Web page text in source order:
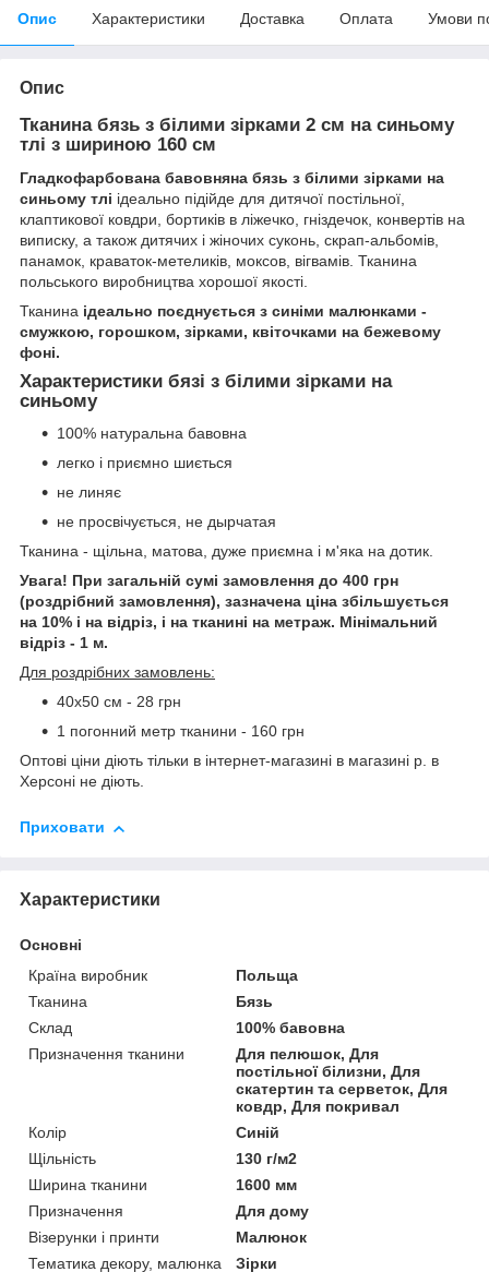
Опис Характеристики Доставка Оплата Умови
Опис
Тканина бязь з білими зірками 2 см на синьому
тлі з шириною 160 см
Гладкофарбована бавовняна бязь з білими зірками на
синьому тлі ідеально підійде для дитячої постільної,
клаптикової ковдри, бортиків в ліжечко, гніздечок, конвертів на
виписку, а також дитячих і жіночих суконь, скрап-альбомів,
панамок, краваток-метеликів, моксов, вігвамів. Тканина
польського виробництва хорошої якості.
Тканина ідеально поєднується з синіми малюнками -
смужкою, горошком, зірками, квіточками на бежевому
фоні.
Характеристики бязі з білими зірками на
синьому
100% натуральна бавовна
легко і приємно шиється
не линяє
не просвічується, не дырчатая
Тканина - щільна, матова, дуже приємна і м'яка на дотик.
Увага! При загальній сумі замовлення до 400 грн
(роздрібний замовлення), зазначена ціна збільшується
на 10% і на відріз, і на тканині на метраж. Мінімальний
відріз - 1 м.
Для роздрібних замовлень:
40х50 см - 28 грн
1 погонний метр тканини - 160 грн
Оптові ціни діють тільки в інтернет-магазині в магазині р. в
Херсоні не діють.
Приховати
Характеристики
Основні
Країна виробник
Польща
Тканина
Бязь
Склад
100% бавовна
Призначення тканини
Для пелюшок, Для
постільної білизни, Для
скатертин та серветок, Для
ковдр, Для покривал
Колір
Синій
Щільність
130 г/м2
Ширина тканини
1600 мм
Призначення
Для дому
Візерунки і принти
Малюнок
Тематика декору, малюнка
Зірки